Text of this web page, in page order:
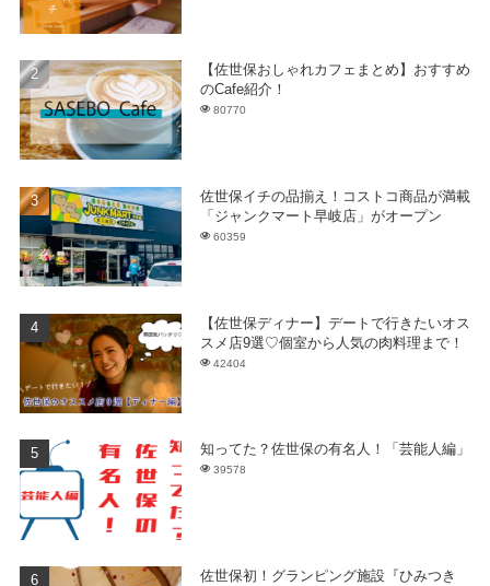
【佐世保おしゃれカフェまとめ】おすすめ
のCafe紹介！
80770
佐世保イチの品揃え！コストコ商品が満載
「ジャンクマート早岐店」がオープン
60359
【佐世保ディナー】デートで行きたいオス
スメ店9選♡個室から人気の肉料理まで！
42404
知ってた？佐世保の有名人！「芸能人編」
39578
佐世保初！グランピング施設『ひみつき